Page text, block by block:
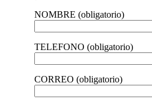
NOMBRE (obligatorio)
TELEFONO (obligatorio)
CORREO (obligatorio)